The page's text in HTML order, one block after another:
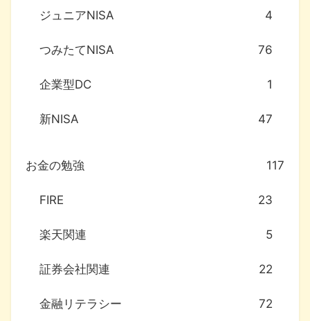
ジュニアNISA 4
つみたてNISA 76
企業型DC 1
新NISA 47
お金の勉強 117
FIRE 23
楽天関連 5
証券会社関連 22
金融リテラシー 72